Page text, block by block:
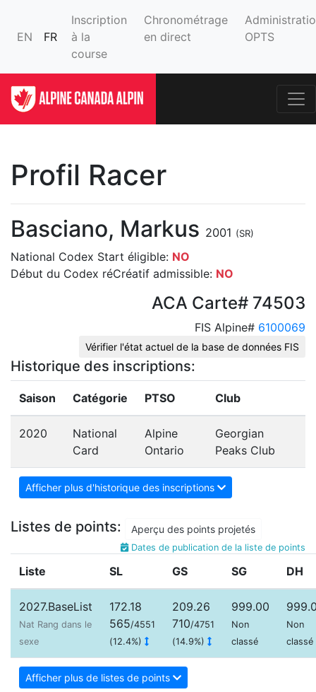
EN FR
Inscription
à la
course
Chronométrage
en direct
OPTS
Profil Racer
Basciano, Markus 2001 (SR)
National Codex Start éligible: NO
Début du Codex réCréatif admissible: NO
ACA Carte# 74503
FIS Alpine# 6100069
Vérifier l'état actuel de la base de données FIS
Historique des inscriptions:
Saison Catégorie PTSO Club
2020
National
Card
Alpine
Ontario
Georgian
Peaks Club
Afficher plus d'historique des inscriptions
Listes de points: Aperçu des points projetés
Dates de publication de la liste de points
Liste SL GS SG DH
2027.BaseList
Nat Rang dans le
sexe
172.18
565/4551
(12.4%)
209.26
710/4751
(14.9%)
999.00
Non
classé
Non
classé
Afficher plus de listes de points